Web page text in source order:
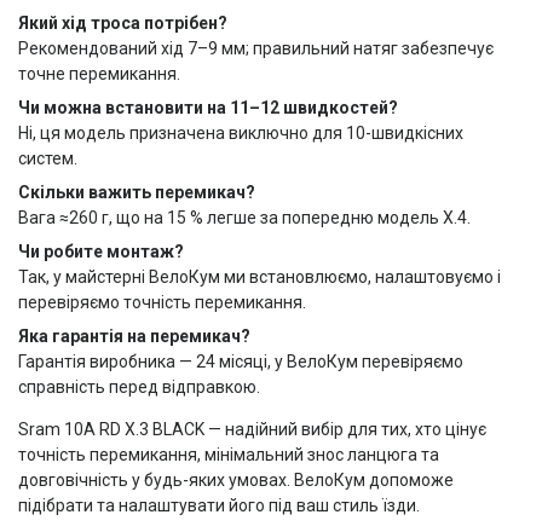
Який хід троса потрібен?
Рекомендований хід 7–9 мм; правильний натяг забезпечує
точне перемикання.
Чи можна встановити на 11–12 швидкостей?
Ні, ця модель призначена виключно для 10-швидкісних
систем.
Скільки важить перемикач?
Вага ≈260 г, що на 15 % легше за попередню модель X.4.
Чи робите монтаж?
Так, у майстерні ВелоКум ми встановлюємо, налаштовуємо і
перевіряємо точність перемикання.
Яка гарантія на перемикач?
Гарантія виробника — 24 місяці, у ВелоКум перевіряємо
справність перед відправкою.
Sram 10A RD X.3 BLACK — надійний вибір для тих, хто цінує
точність перемикання, мінімальний знос ланцюга та
довговічність у будь-яких умовах. ВелоКум допоможе
підібрати та налаштувати його під ваш стиль їзди.